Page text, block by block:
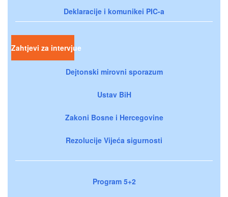
Deklaracije i komunikei PIC-a
Zahtjevi za intervjue
Dejtonski mirovni sporazum
Ustav BiH
Zakoni Bosne i Hercegovine
Rezolucije Vijeća sigurnosti
Program 5+2